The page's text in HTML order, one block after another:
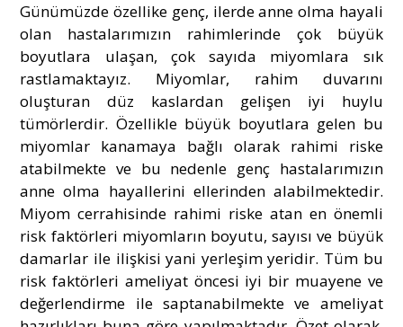
Günümüzde özellike genç, ilerde anne olma hayali
olan hastalarımızın rahimlerinde çok büyük
boyutlara ulaşan, çok sayıda miyomlara sık
rastlamaktayız. Miyomlar, rahim duvarını
oluşturan düz kaslardan gelişen iyi huylu
tümörlerdir. Özellikle büyük boyutlara gelen bu
miyomlar kanamaya bağlı olarak rahimi riske
atabilmekte ve bu nedenle genç hastalarımızın
anne olma hayallerini ellerinden alabilmektedir.
Miyom cerrahisinde rahimi riske atan en önemli
risk faktörleri miyomların boyutu, sayısı ve büyük
damarlar ile ilişkisi yani yerleşim yeridir. Tüm bu
risk faktörleri ameliyat öncesi iyi bir muayene ve
değerlendirme ile saptanabilmekte ve ameliyat